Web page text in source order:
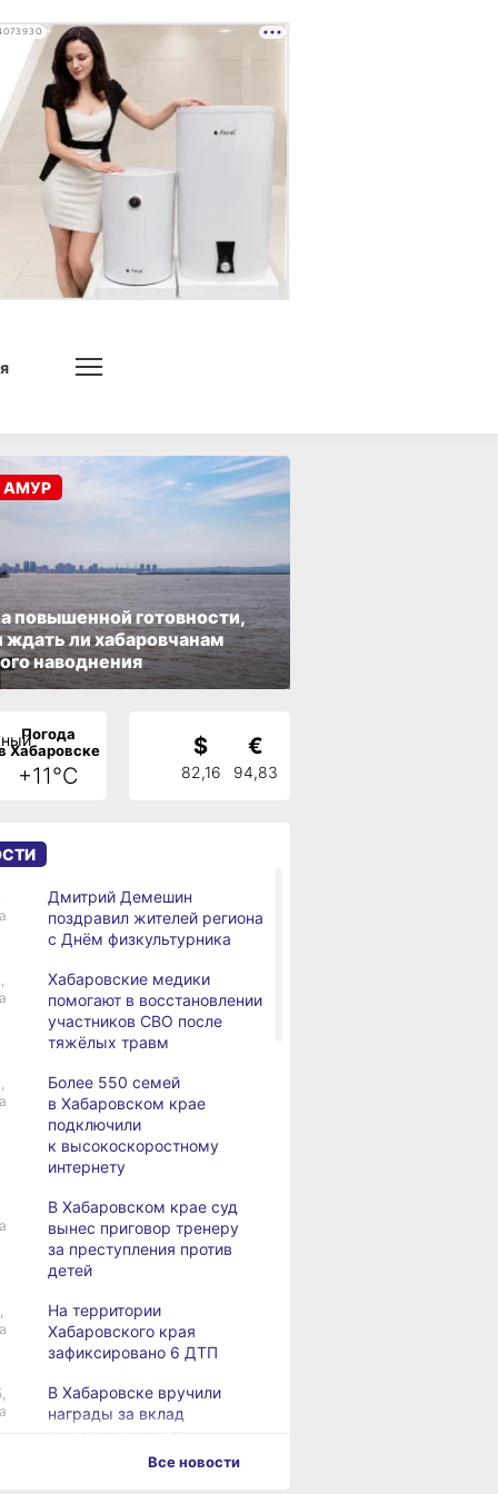
повышенной готовности,
ждать ли хабаровчанам
наводнения
АМУР
Погода
Хабаровске
+11°C
$
82,16
€
94,83
Дмитрий Демешин
поздравил жителей региона
с Днём физкультурника
Хабаровские медики
помогают в восстановлении
участников СВО после
тяжёлых травм
Более 550 семей
в Хабаровском крае
подключили
к высокоскоростному
интернету
В Хабаровском крае суд
вынес приговор тренеру
за преступления против
детей
На территории
Хабаровского края
зафиксировано 6 ДТП
В Хабаровске вручили
награды за вклад
Все новости